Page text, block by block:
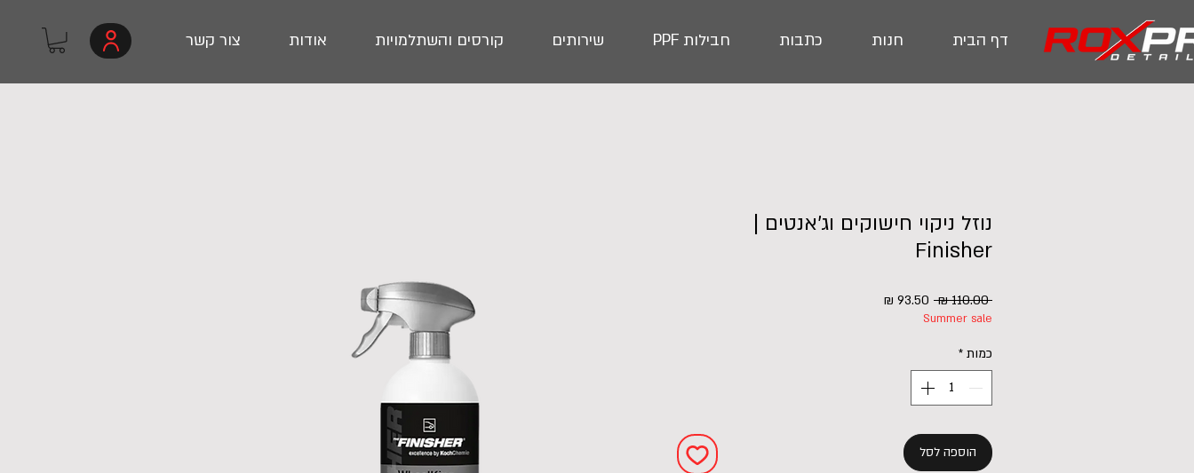
דף הבית חנות כתבות חבילות PPF שירותים קורסים והשתלמויות אודות צור קשר
נוזל ניקוי חישוקים וג'אנטים |
Finisher
‏110.00 ‏₪
מחיר
רגיל
Summer sale
כמות *
הוספה לסל